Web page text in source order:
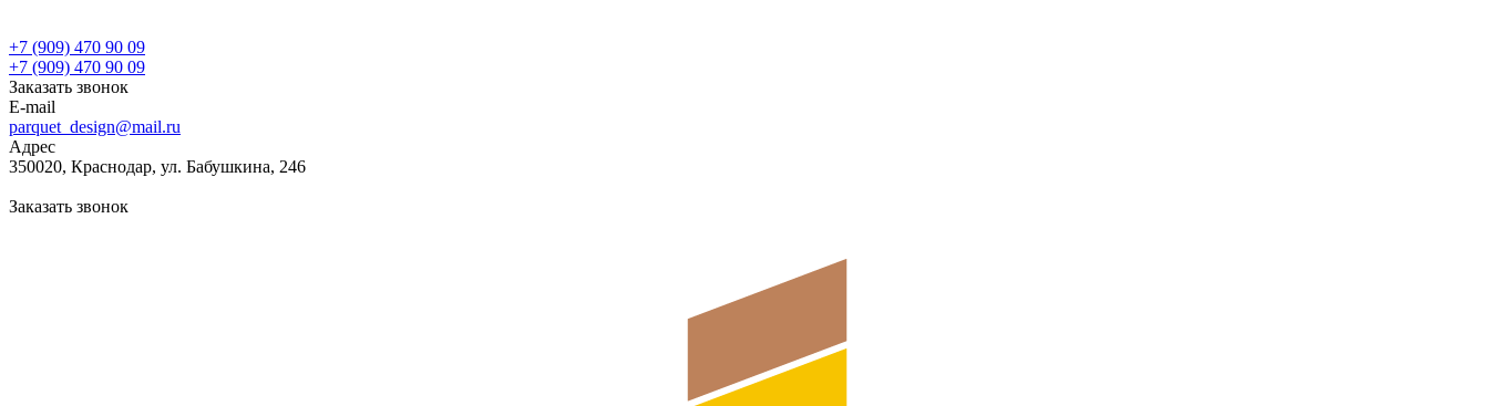
+7 (909) 470 90 09
+7 (909) 470 90 09
Заказать звонок
E-mail
parquet_design@mail.ru
Адрес
350020, Краснодар, ул. Бабушкина, 246
Заказать звонок